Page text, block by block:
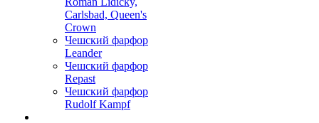
Carlsbad, Queen's
Crown
Чешский фарфор
Leander
Чешский фарфор
Repast
Чешский фарфор
Rudolf Kampf